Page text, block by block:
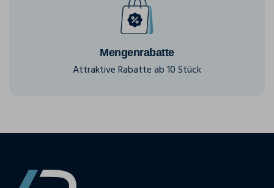
Mengenrabatte
Attraktive Rabatte ab 10 Stück